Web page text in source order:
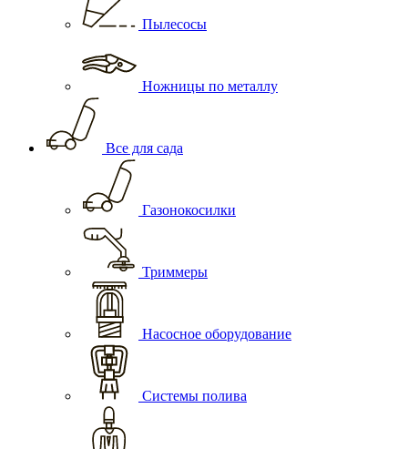
Пылесосы
Ножницы по металлу
Все для сада
Газонокосилки
Триммеры
Насосное оборудование
Системы полива